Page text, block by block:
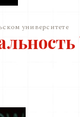
университете